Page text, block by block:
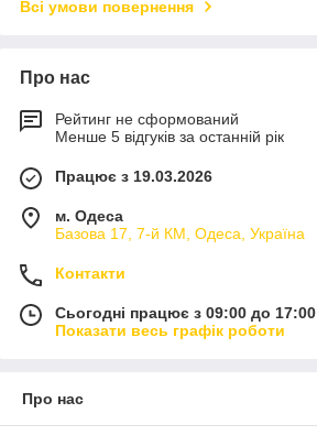
Всі умови повернення
Про нас
Рейтинг не сформований
Менше 5 відгуків за останній рік
Працює з 19.03.2026
м. Одеса
Базова 17, 7-й КМ, Одеса, Україна
Контакти
Сьогодні працює з 09:00 до 17:00
Показати весь графік роботи
Про нас